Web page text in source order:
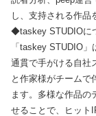
し、支持される作品
◆taskey STUDIOに
「taskey STUDIO
通貫で手がける自社
と作家様がチームで
ます。多様な作品の
せることで、ヒット